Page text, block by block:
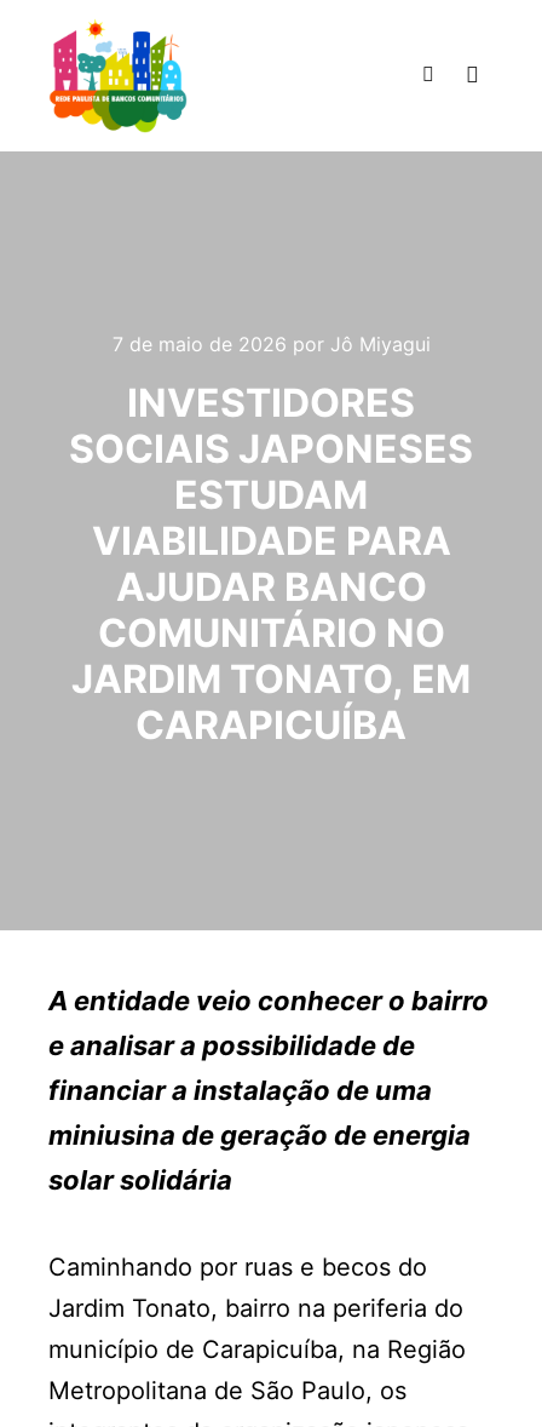
7 de maio de 2026 por Jô Miyagui
INVESTIDORES
SOCIAIS JAPONESES
ESTUDAM
VIABILIDADE PARA
AJUDAR BANCO
COMUNITÁRIO NO
JARDIM TONATO, EM
CARAPICUÍBA
A entidade veio conhecer o bairro
e analisar a possibilidade de
financiar a instalação de uma
miniusina de geração de energia
solar solidária
Caminhando por ruas e becos do
Jardim Tonato, bairro na periferia do
município de Carapicuíba, na Região
Metropolitana de São Paulo, os